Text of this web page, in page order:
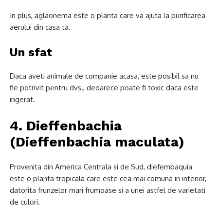
In plus, aglaonema este o planta care va ajuta la purificarea
aerului din casa ta.
Un sfat
Daca aveti animale de companie acasa, este posibil sa nu
fie potrivit pentru dvs., deoarece poate fi toxic daca este
ingerat.
4. Dieffenbachia
(Dieffenbachia maculata)
Provenita din America Centrala si de Sud, diefembaquia
este o planta tropicala care este cea mai comuna in interior,
datorita frunzelor mari frumoase si a unei astfel de varietati
de culori.